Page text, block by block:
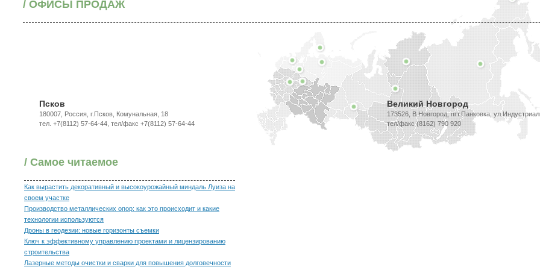
/ ОФИСЫ ПРОДАЖ
Псков
180007, Россия, г.Псков, Комунальная, 18
тел. +7(8112) 57-64-44, тел/факс +7(8112) 57-64-44
Великий Новгород
173526, В.Новгород, пгт.Панковка,
тел/факс (8162) 790 920
/ Самое читаемое
Как вырастить декоративный и высокоурожайный миндаль Луиза на
своем участке
Производство металлических опор: как это происходит и какие
технологии используются
Дроны в геодезии: новые горизонты съемки
Ключ к эффективному управлению проектами и лицензированию
строительства
Лазерные методы очистки и сварки для повышения долговечности